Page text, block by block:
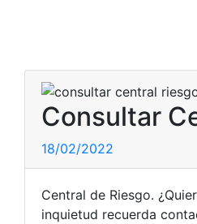
Consultar
18/02/2022
Central de Riesgo.
inquietud recuerda